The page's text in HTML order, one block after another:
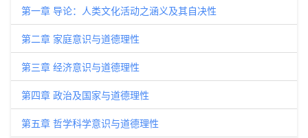
第一章 导论：人类文化活动之涵义及其自决性
第二章 家庭意识与道德理性
第三章 经济意识与道德理性
第四章 政治及国家与道德理性
第五章 哲学科学意识与道德理性